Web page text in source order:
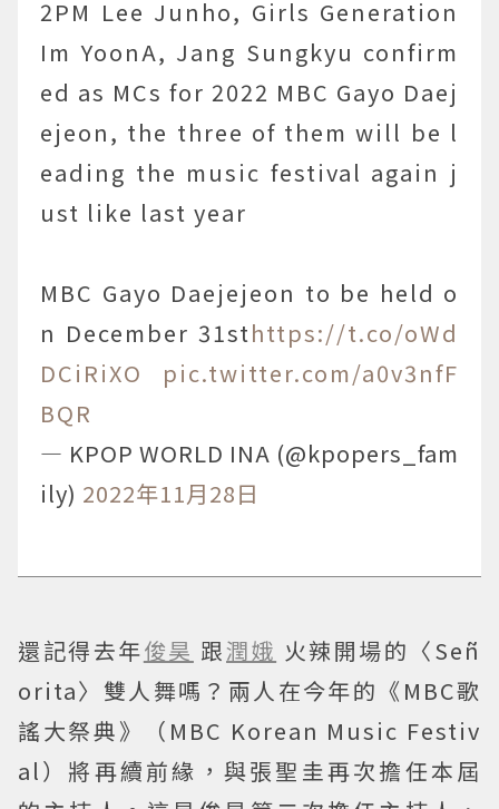
2PM Lee Junho, Girls Generation
Im YoonA, Jang Sungkyu confirm
ed as MCs for 2022 MBC Gayo Daej
ejeon, the three of them will be l
eading the music festival again j
ust like last year
MBC Gayo Daejejeon to be held o
n December 31sthttps://t.co/oWd
DCiRiXO
pic.twitter.com/a0v3nfF
BQR
— KPOP WORLD INA (@kpopers_fam
ily) 2022年11月28日
還記得去年俊昊 跟潤娥 火辣開場的〈Señ
orita〉雙人舞嗎？兩人在今年的《MBC歌
謠大祭典》（MBC Korean Music Festiv
al）將再續前緣，與張聖圭再次擔任本屆